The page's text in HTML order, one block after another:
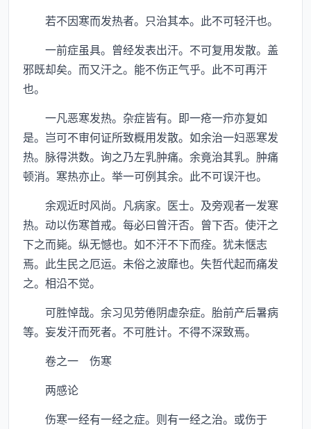
若不因寒而发热者。只治其本。此不可轻汗也。
一前症虽具。曾经发表出汗。不可复用发散。盖
邪既却矣。而又汗之。能不伤正气乎。此不可再汗
也。
一凡恶寒发热。杂症皆有。即一疮一疖亦复如
是。岂可不审何证所致概用发散。如余治一妇恶寒发
热。脉得洪数。询之乃左乳肿痛。余竟治其乳。肿痛
顿消。寒热亦止。举一可例其余。此不可误汗也。
余观近时风尚。凡病家。医士。及旁观者一发寒
热。动以伤寒首戒。每必曰曾汗否。曾下否。使汗之
下之而毙。纵无憾也。如不汗不下而痊。犹未惬志
焉。此生民之厄运。未俗之波靡也。失哲代起而痛发
之。相沿不觉。
可胜悼哉。余习见劳倦阴虚杂症。胎前产后暑病
等。妄发汗而死者。不可胜计。不得不深致焉。
卷之一 伤寒
两感论
伤寒一经有一经之症。则有一经之治。或伤于